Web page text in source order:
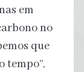
em
no
que
tempo”,